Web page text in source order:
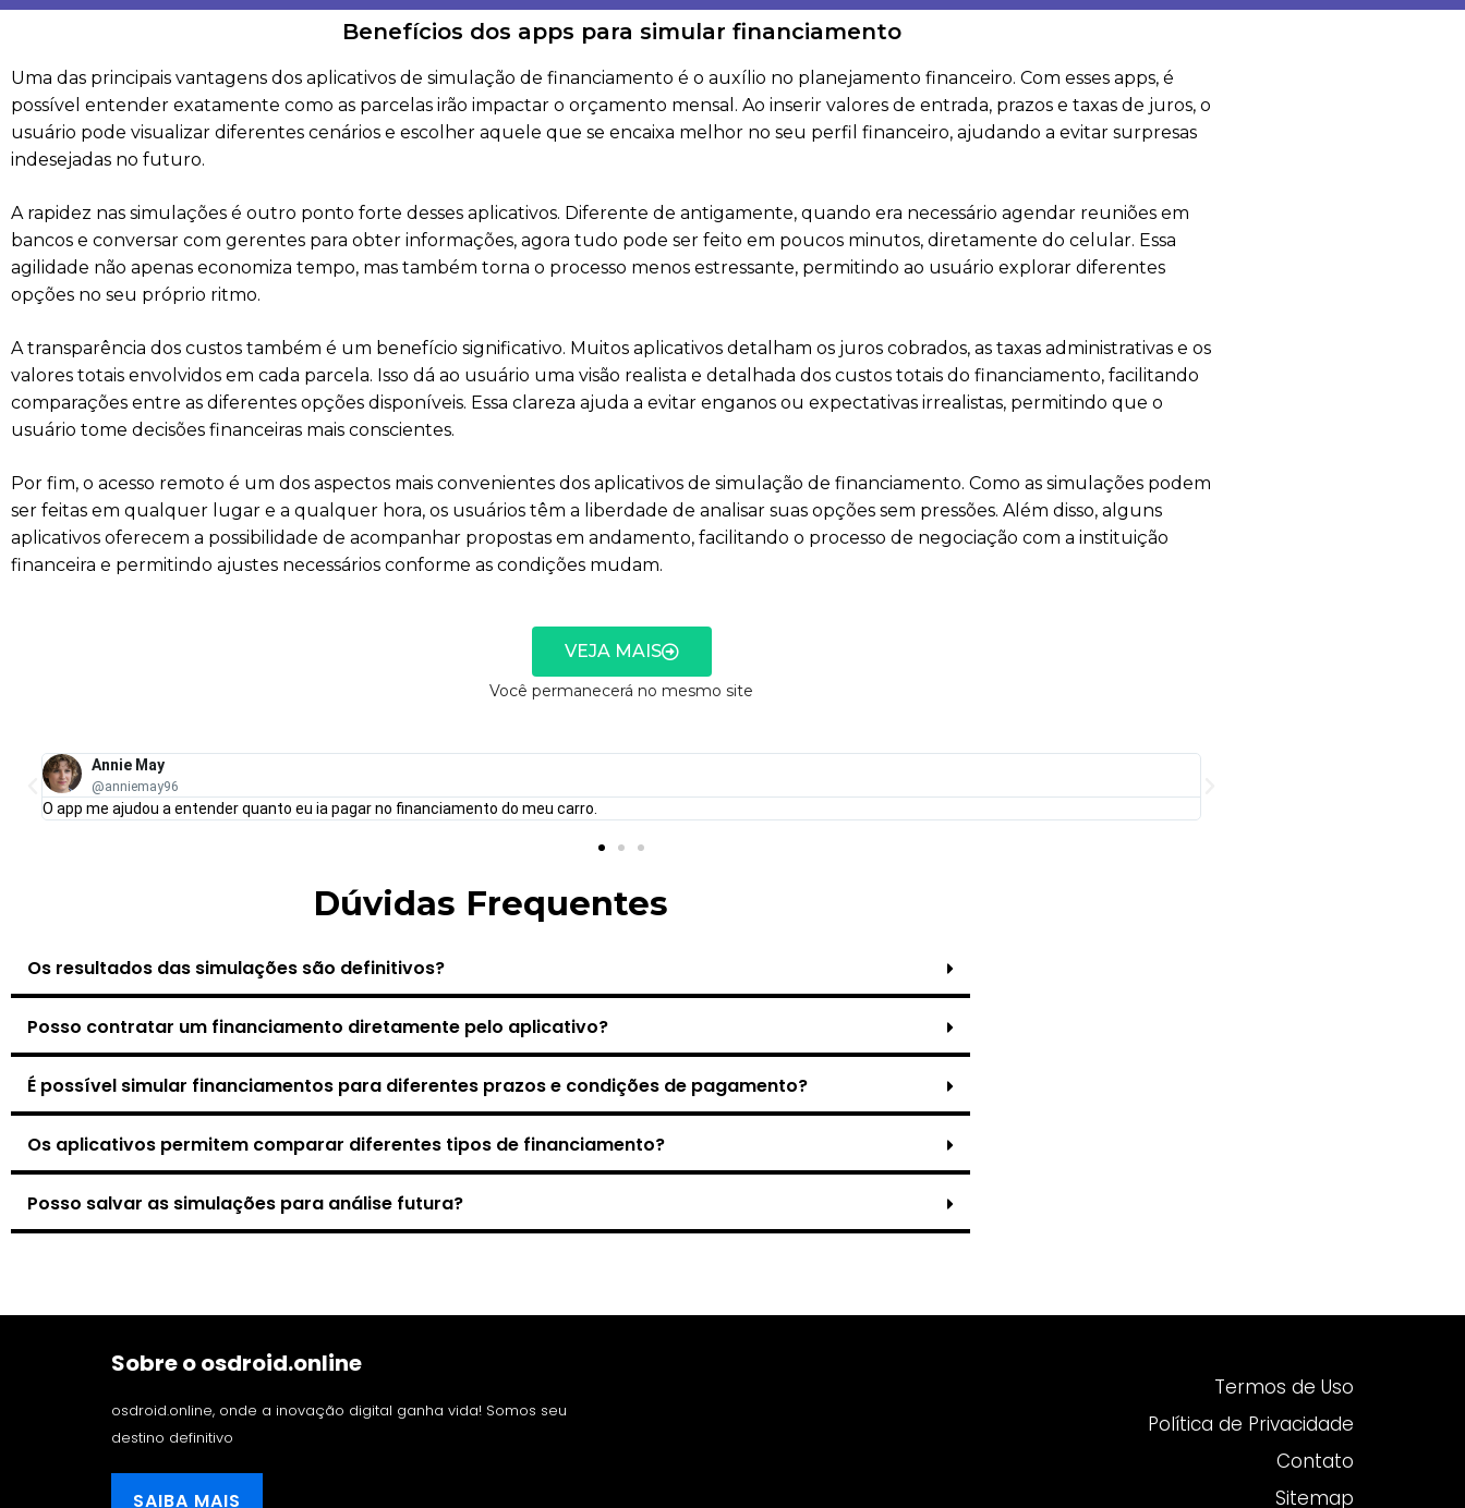
Benefícios dos apps para simular financiamento
Uma das principais vantagens dos aplicativos de simulação de financiamento é o auxílio no planejamento financeiro. Com esses apps, é
possível entender exatamente como as parcelas irão impactar o orçamento mensal. Ao inserir valores de entrada, prazos e taxas de juros, o
usuário pode visualizar diferentes cenários e escolher aquele que se encaixa melhor no seu perfil financeiro, ajudando a evitar surpresas
indesejadas no futuro.
A rapidez nas simulações é outro ponto forte desses aplicativos. Diferente de antigamente, quando era necessário agendar reuniões em
bancos e conversar com gerentes para obter informações, agora tudo pode ser feito em poucos minutos, diretamente do celular. Essa
agilidade não apenas economiza tempo, mas também torna o processo menos estressante, permitindo ao usuário explorar diferentes
opções no seu próprio ritmo.
A transparência dos custos também é um benefício significativo. Muitos aplicativos detalham os juros cobrados, as taxas administrativas e os
valores totais envolvidos em cada parcela. Isso dá ao usuário uma visão realista e detalhada dos custos totais do financiamento, facilitando
comparações entre as diferentes opções disponíveis. Essa clareza ajuda a evitar enganos ou expectativas irrealistas, permitindo que o
usuário tome decisões financeiras mais conscientes.
Por fim, o acesso remoto é um dos aspectos mais convenientes dos aplicativos de simulação de financiamento. Como as simulações podem
ser feitas em qualquer lugar e a qualquer hora, os usuários têm a liberdade de analisar suas opções sem pressões. Além disso, alguns
aplicativos oferecem a possibilidade de acompanhar propostas em andamento, facilitando o processo de negociação com a instituição
financeira e permitindo ajustes necessários conforme as condições mudam.
VEJA MAIS
Você permanecerá no mesmo site
Annie May
@anniemay96
O app me ajudou a entender quanto eu ia pagar no financiamento do meu carro.
Dúvidas Frequentes
Os resultados das simulações são definitivos?
Posso contratar um financiamento diretamente pelo aplicativo?
É possível simular financiamentos para diferentes prazos e condições de pagamento?
Os aplicativos permitem comparar diferentes tipos de financiamento?
Posso salvar as simulações para análise futura?
Sobre o osdroid.online
osdroid.online, onde a inovação digital ganha vida! Somos seu
destino definitivo
SAIBA MAIS
Termos de Uso
Política de Privacidade
Contato
Sitemap